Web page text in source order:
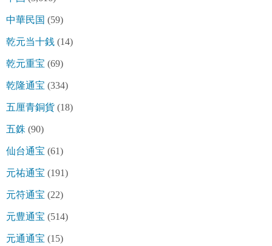
中華民国 (59)
乾元当十銭 (14)
乾元重宝 (69)
乾隆通宝 (334)
五厘青銅貨 (18)
五銖 (90)
仙台通宝 (61)
元祐通宝 (191)
元符通宝 (22)
元豊通宝 (514)
元通通宝 (15)